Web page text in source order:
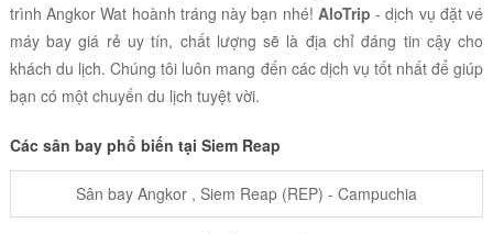
trình Angkor Wat hoành tráng này bạn nhé! AloTrip- dịch vụ đặt vé
máy bay giá rẻ uy tín, chất lượng sẽ là địa chỉ đáng tin cậy cho
khách du lịch. Chúng tôi luôn mang đến các dịch vụ tốt nhất để giúp
bạn có một chuyến du lịch tuyệt vời.
Các sân bay phổ biến tại Siem Reap
Sân bay Angkor , Siem Reap (REP) - Campuchia